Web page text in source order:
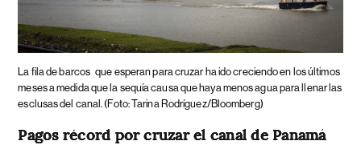
La fila de barcos que esperan para cruzar ha ido creciendo en los últimos
meses a medida que la sequía causa que haya menos agua para llenar las
esclusas del canal. (Foto: Tarina Rodríguez/Bloomberg)
Pagos récord por cruzar el canal de Panamá